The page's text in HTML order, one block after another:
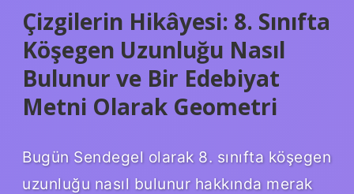
Çizgilerin Hikâyesi: 8. Sınıfta
Köşegen Uzunluğu Nasıl
Bulunur ve Bir Edebiyat
Metni Olarak Geometri
Bugün Sendegel olarak 8. sınıfta köşegen
uzunluğu nasıl bulunur hakkında merak